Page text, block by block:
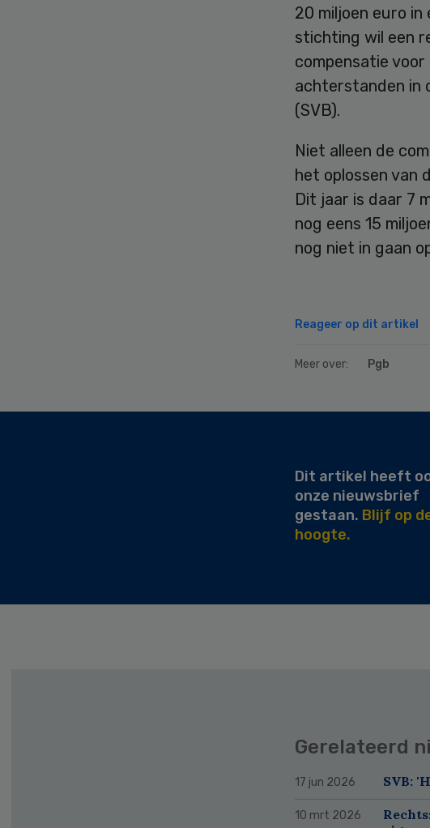
20 miljoen euro in
stichting wil een
compensatie voor
achterstanden in
(SVB).
Niet alleen de
het oplossen van
Dit jaar is daar 7
nog eens 15
nog niet in gaan
Reageer op dit artikel
Meer over: Pgb
Dit artikel heeft
onze nieuwsbrief
gestaan. Blijf op
hoogte.
Gerelateerd
17 jun 2026 SVB:
10 mrt 2026